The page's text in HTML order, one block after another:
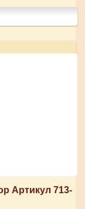
Артикул 713-